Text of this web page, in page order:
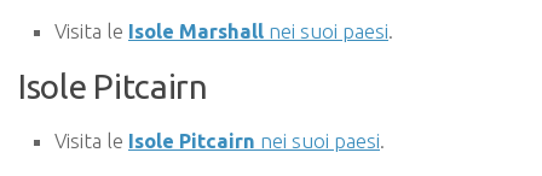
Visita le Isole Marshall nei suoi paesi.
Isole Pitcairn
Visita le Isole Pitcairn nei suoi paesi.